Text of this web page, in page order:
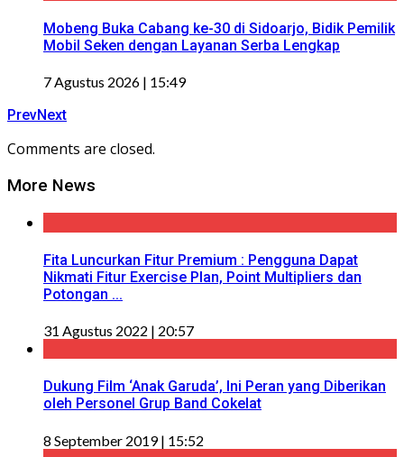
Mobeng Buka Cabang ke-30 di Sidoarjo, Bidik Pemilik
Mobil Seken dengan Layanan Serba Lengkap
7 Agustus 2026 | 15:49
PrevNext
Comments are closed.
More News
Fita Luncurkan Fitur Premium : Pengguna Dapat
Nikmati Fitur Exercise Plan, Point Multipliers dan
Potongan ...
31 Agustus 2022 | 20:57
Dukung Film ‘Anak Garuda’, Ini Peran yang Diberikan
oleh Personel Grup Band Cokelat
8 September 2019 | 15:52